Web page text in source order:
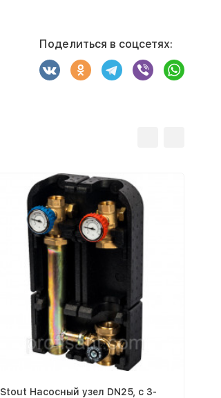
Поделиться в соцсетях:
Stout Насосный узел DN25, с 3-